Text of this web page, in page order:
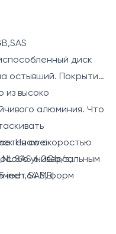
диск
остывший. Покрытие
из высоко
алюминия. Что
со скоростью
универсальным
SAS, форм
Huawei
SAS 6.0Gb/s,
inch,64 MB